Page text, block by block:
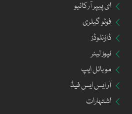
ای پیپر آرکائیو
فوٹو گیلری
ڈاؤنلوڈز
نیوز لیٹر
موبائل ایپ
آر ایس ایس فیڈ
اشتہارات